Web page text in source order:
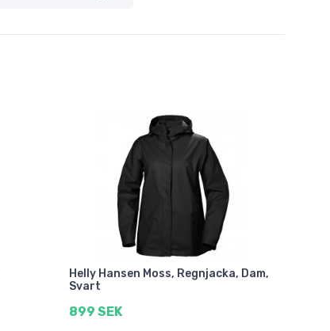
Helly Hansen Moss, Regnjacka, Dam,
Svart
899 SEK